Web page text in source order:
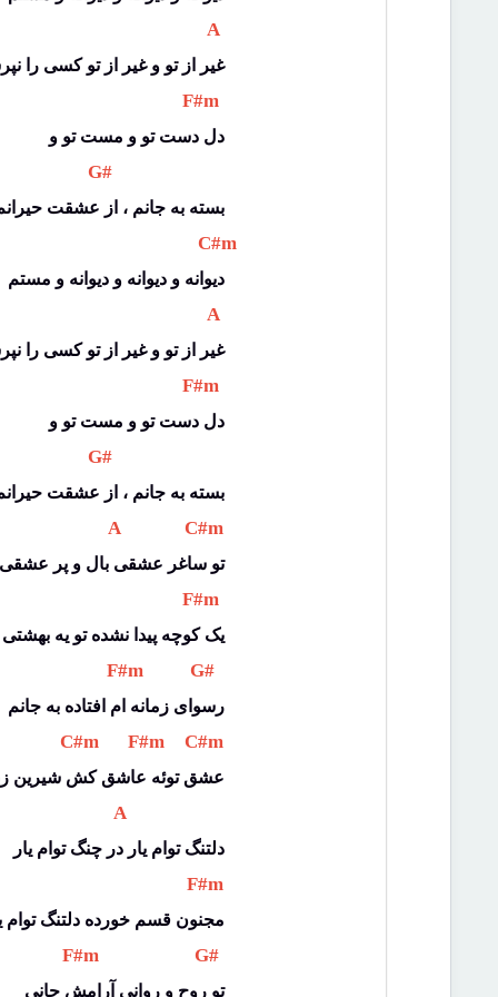
A
غیر از تو و غیر از تو کسی را
F#m
دل دست تو و مست تو و
G#
بسته به جانم ، از عشقت
C#m
دیوانه و دیوانه و دیوانه و مستم
A
غیر از تو و غیر از تو کسی را
F#m
دل دست تو و مست تو و
G#
بسته به جانم ، از عشقت
A C#m
تو ساغر عشقی بال و پر عشقی
F#m
یک کوچه پیدا نشده تو یه بهشتی
F#m G#
رسوای زمانه ام افتاده به جانم
C#m F#m C#m
عشق توئه عاشق کش شیرین
A
دلتنگ توام یار در چنگ توام یار
F#m
مجنون قسم خورده دلتنگ توام
F#m G#
تو روح و روانی آرامش جانی